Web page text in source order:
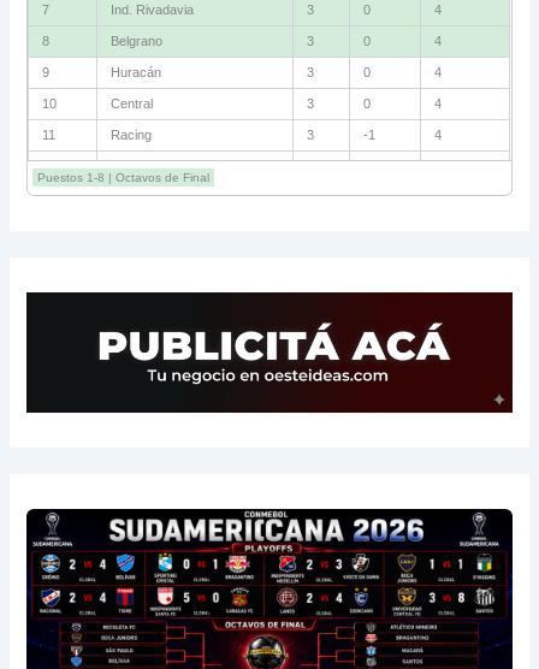
7 Boca 3 -2 4
8 Defensa 3 -2 4
9 Talleres 3 +1 3
10 Riestra 3 +1 3
11 Estudiantes 3 0 3
12 Lanús 3 -1 3
13 San Lorenzo 3 -1 3
Puestos 1-8 | Octavos de Final